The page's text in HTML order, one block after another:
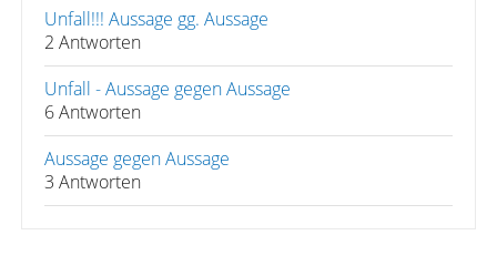
Unfall!!! Aussage gg. Aussage
2 Antworten
Unfall - Aussage gegen Aussage
6 Antworten
Aussage gegen Aussage
3 Antworten